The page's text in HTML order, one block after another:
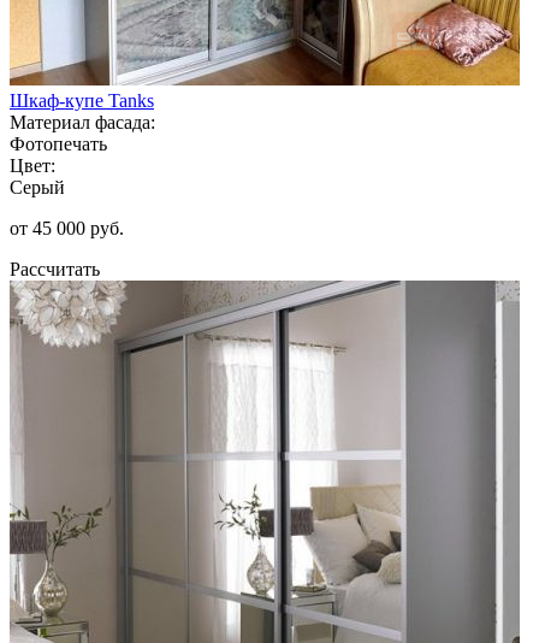
Шкаф-купе Tanks
Материал фасада:
Фотопечать
Цвет:
Серый
от 45 000 руб.
Рассчитать